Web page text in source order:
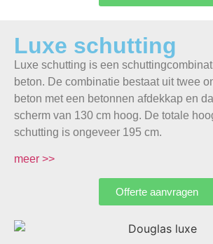
Luxe schutting
Luxe schutting is een
beton. De combinatie bestaat uit twee
beton met een betonnen afdekkap en
scherm van 130 cm hoog. De totale
schutting is ongeveer 195 cm.
meer >>
Offerte aanvragen